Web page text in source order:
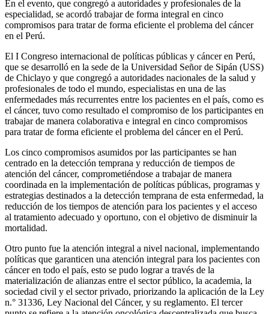
En el evento, que congregó a autoridades y profesionales de la
especialidad, se acordó trabajar de forma integral en cinco
compromisos para tratar de forma eficiente el problema del cáncer
en el Perú.
El I Congreso internacional de políticas públicas y cáncer en Perú,
que se desarrolló en la sede de la Universidad Señor de Sipán (USS)
de Chiclayo y que congregó a autoridades nacionales de la salud y
profesionales de todo el mundo, especialistas en una de las
enfermedades más recurrentes entre los pacientes en el país, como es
el cáncer, tuvo como resultado el compromiso de los participantes en
trabajar de manera colaborativa e integral en cinco compromisos
para tratar de forma eficiente el problema del cáncer en el Perú.
Los cinco compromisos asumidos por las participantes se han
centrado en la detección temprana y reducción de tiempos de
atención del cáncer, comprometiéndose a trabajar de manera
coordinada en la implementación de políticas públicas, programas y
estrategias destinados a la detección temprana de esta enfermedad, la
reducción de los tiempos de atención para los pacientes y el acceso
al tratamiento adecuado y oportuno, con el objetivo de disminuir la
mortalidad.
Otro punto fue la atención integral a nivel nacional, implementando
políticas que garanticen una atención integral para los pacientes con
cáncer en todo el país, esto se pudo lograr a través de la
materialización de alianzas entre el sector público, la academia, la
sociedad civil y el sector privado, priorizando la aplicación de la Ley
n.° 31336, Ley Nacional del Cáncer, y su reglamento. El tercer